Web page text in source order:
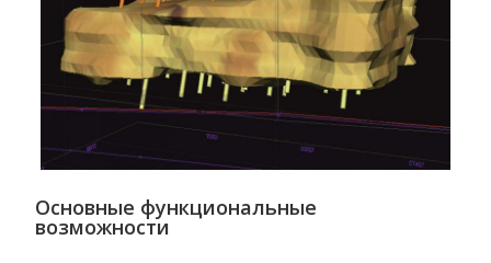
Основные функциональные
возможности